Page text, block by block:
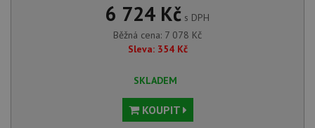
6 724 Kč s DPH
Běžná cena: 7 078 Kč
Sleva: 354 Kč
SKLADEM
KOUPIT